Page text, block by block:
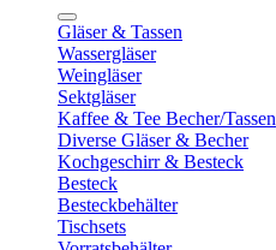
Gläser & Tassen
Wassergläser
Weingläser
Sektgläser
Kaffee & Tee Becher/Tassen
Diverse Gläser & Becher
Kochgeschirr & Besteck
Besteck
Besteckbehälter
Tischsets